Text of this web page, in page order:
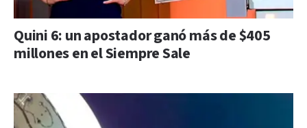
Quini 6: un apostador ganó más de $405
millones en el Siempre Sale